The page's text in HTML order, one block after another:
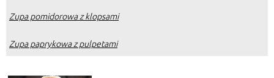
Zupa pomidorowa z klopsami
Zupa paprykowa z pulpetami